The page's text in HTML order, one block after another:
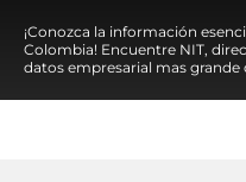
¡Conozca la información
Colombia! Encuentre NIT,
datos empresarial mas grande